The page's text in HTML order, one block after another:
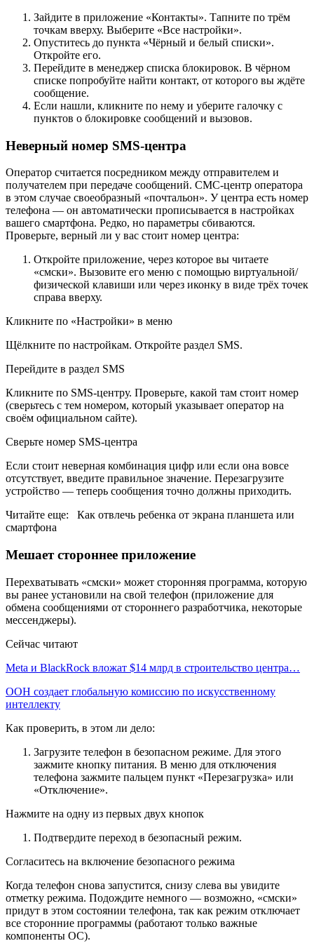
Зайдите в приложение «Контакты». Тапните по трём
точкам вверху. Выберите «Все настройки».
Опуститесь до пункта «Чёрный и белый списки».
Откройте его.
Перейдите в менеджер списка блокировок. В чёрном
списке попробуйте найти контакт, от которого вы ждёте
сообщение.
Если нашли, кликните по нему и уберите галочку с
пунктов о блокировке сообщений и вызовов.
Неверный номер SMS-центра
Оператор считается посредником между отправителем и
получателем при передаче сообщений. СМС-центр оператора
в этом случае своеобразный «почтальон». У центра есть номер
телефона — он автоматически прописывается в настройках
вашего смартфона. Редко, но параметры сбиваются.
Проверьте, верный ли у вас стоит номер центра:
Откройте приложение, через которое вы читаете
«смски». Вызовите его меню с помощью виртуальной/
физической клавиши или через иконку в виде трёх точек
справа вверху.
Кликните по «Настройки» в меню
Щёлкните по настройкам. Откройте раздел SMS.
Перейдите в раздел SMS
Кликните по SMS-центру. Проверьте, какой там стоит номер
(сверьтесь с тем номером, который указывает оператор на
своём официальном сайте).
Сверьте номер SMS-центра
Если стоит неверная комбинация цифр или если она вовсе
отсутствует, введите правильное значение. Перезагрузите
устройство — теперь сообщения точно должны приходить.
Читайте еще: Как отвлечь ребенка от экрана планшета или
смартфона
Мешает стороннее приложение
Перехватывать «смски» может сторонняя программа, которую
вы ранее установили на свой телефон (приложение для
обмена сообщениями от стороннего разработчика, некоторые
мессенджеры).
Сейчас читают
Meta и BlackRock вложат $14 млрд в строительство центра…
ООН создает глобальную комиссию по искусственному
интеллекту
Как проверить, в этом ли дело:
Загрузите телефон в безопасном режиме. Для этого
зажмите кнопку питания. В меню для отключения
телефона зажмите пальцем пункт «Перезагрузка» или
«Отключение».
Нажмите на одну из первых двух кнопок
Подтвердите переход в безопасный режим.
Согласитесь на включение безопасного режима
Когда телефон снова запустится, снизу слева вы увидите
отметку режима. Подождите немного — возможно, «смски»
придут в этом состоянии телефона, так как режим отключает
все сторонние программы (работают только важные
компоненты ОС).